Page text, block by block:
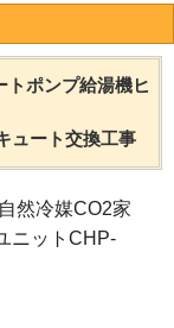
トポンプ給湯機ヒ
ュート交換工事
然冷媒CO2家
ニットCHP-